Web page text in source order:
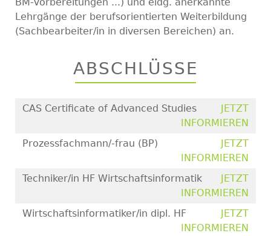
Lehrgänge der berufsorientierten Weiterbildung
(Sachbearbeiter/in in diversen Bereichen) an.
ABSCHLÜSSE
CAS Certificate of Advanced Studies
JETZT
INFORMIEREN
Prozessfachmann/-frau (BP)
JETZT
INFORMIEREN
Techniker/in HF Wirtschaftsinformatik
JETZT
INFORMIEREN
Wirtschaftsinformatiker/in dipl. HF
JETZT
INFORMIEREN